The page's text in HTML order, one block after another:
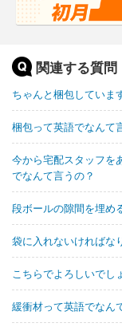
関連する質問
ちゃんと梱包していま
梱包って英語でなんて
今から宅配スタッフを
でなんて言うの？
段ボールの隙間を埋め
袋に入れないければな
こちらでよろしいでし
緩衝材って英語でなん